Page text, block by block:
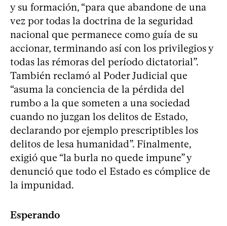
y su formación, “para que abandone de una
vez por todas la doctrina de la seguridad
nacional que permanece como guía de su
accionar, terminando así con los privilegios y
todas las rémoras del período dictatorial”.
También reclamó al Poder Judicial que
“asuma la conciencia de la pérdida del
rumbo a la que someten a una sociedad
cuando no juzgan los delitos de Estado,
declarando por ejemplo prescriptibles los
delitos de lesa humanidad”. Finalmente,
exigió que “la burla no quede impune” y
denunció que todo el Estado es cómplice de
la impunidad.
Esperando